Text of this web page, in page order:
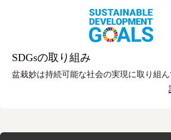
SDGsの取り組み
盆栽妙は持続可能な社会の実現に取り組